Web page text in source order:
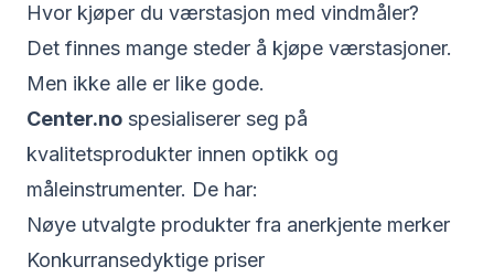
Hvor kjøper du værstasjon med vindmåler?
Det finnes mange steder å kjøpe værstasjoner.
Men ikke alle er like gode.
Center.no spesialiserer seg på
kvalitetsprodukter innen optikk og
måleinstrumenter. De har:
Nøye utvalgte produkter fra anerkjente merker
Konkurransedyktige priser